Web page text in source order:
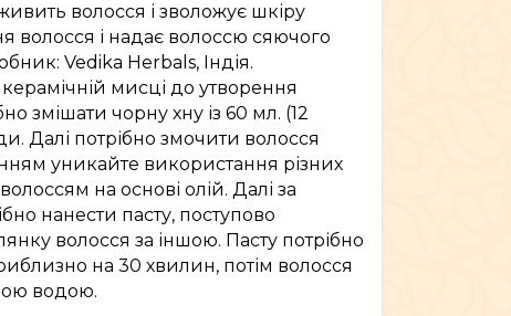
волосся і зволожує шкіру
волосся і надає волоссю сяючого
Vedika Herbals, Індія.
мисці до утворення
змішати чорну хну із 60 мл. (12
Далі потрібно змочити волосся
уникайте використання різних
на основі олій. Далі за
нанести пасту, поступово
волосся за іншою. Пасту потрібно
на 30 хвилин, потім волосся
водою.